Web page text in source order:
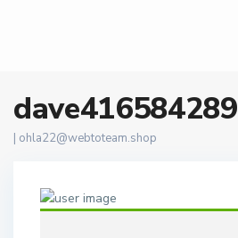
dave416584289
| ohla22@webtoteam.shop